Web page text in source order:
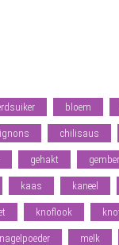
bloem
chilisaus
gehakt
kaas kaneel
knoflook
melk